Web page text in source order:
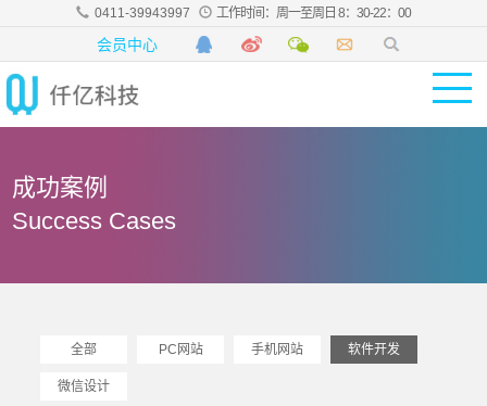
0411-39943997 工作时间：周一至周日 8：30-22：00
会员中心
成功案例
Success Cases
全部 PC网站 手机网站 软件开发
微信设计